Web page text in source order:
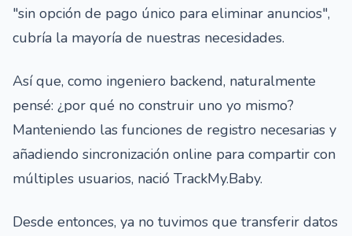
"sin opción de pago único para eliminar anuncios",
cubría la mayoría de nuestras necesidades.
Así que, como ingeniero backend, naturalmente
pensé: ¿por qué no construir uno yo mismo?
Manteniendo las funciones de registro necesarias y
añadiendo sincronización online para compartir con
múltiples usuarios, nació TrackMy.Baby.
Desde entonces, ya no tuvimos que transferir datos